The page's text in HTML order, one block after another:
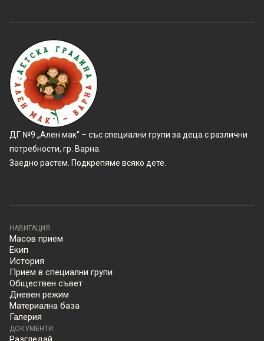
ДГ №9 „Ален мак“ – със специални групи за деца с различни
потребности, гр. Варна.
Заедно растем. Подкрепяме всяко дете.
НАВИГАЦИЯ
Масов прием
Екип
История
Прием в специални групи
Обществен съвет
Дневен режим
Материална база
Галерия
ДОКУМЕНТИ